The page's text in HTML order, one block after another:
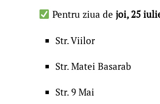
Pentru ziua de joi, 25
Str. Viilor
Str. Matei Basarab
Str. 9 Mai